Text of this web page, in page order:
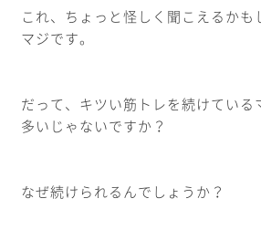
これ、ちょっと怪しく聞こえるかも
マジです。
だって、キツい筋トレを続けている
多いじゃないですか？
なぜ続けられるんでしょうか？